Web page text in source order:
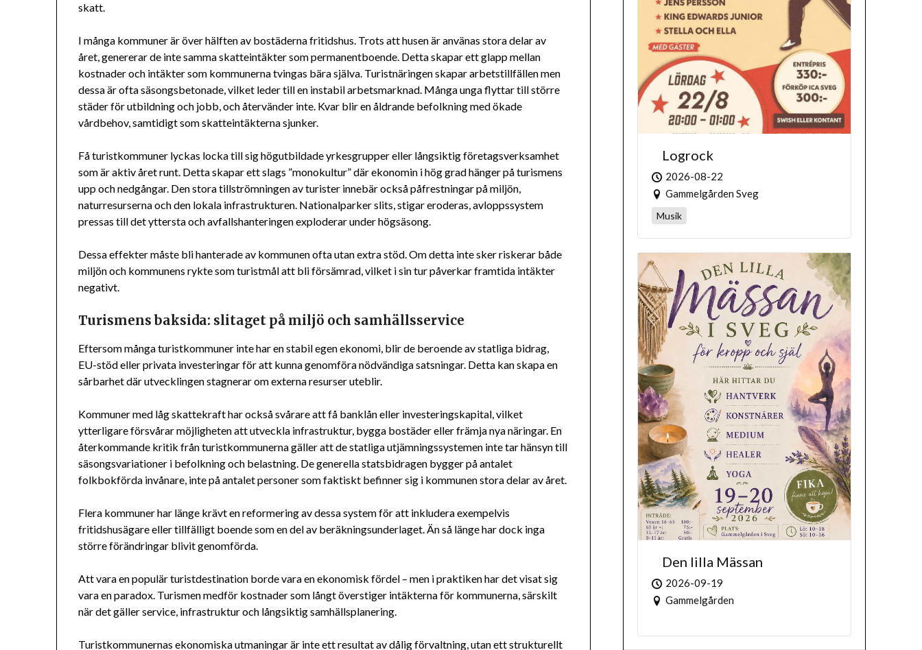
skatt.
I många kommuner är över hälften av bostäderna fritidshus. Trots att husen är använas stora delar av
året, genererar de inte samma skatteintäkter som permanentboende. Detta skapar ett glapp mellan
kostnader och intäkter som kommunerna tvingas bära själva. Turistnäringen skapar arbetstillfällen men
dessa är ofta säsongsbetonade, vilket leder till en instabil arbetsmarknad. Många unga flyttar till större
städer för utbildning och jobb, och återvänder inte. Kvar blir en åldrande befolkning med ökade
vårdbehov, samtidigt som skatteintäkterna sjunker.
Få turistkommuner lyckas locka till sig högutbildade yrkesgrupper eller långsiktig företagsverksamhet
som är aktiv året runt. Detta skapar ett slags ”monokultur” där ekonomin i hög grad hänger på turismens
upp och nedgångar. Den stora tillströmningen av turister innebär också påfrestningar på miljön,
naturresurserna och den lokala infrastrukturen. Nationalparker slits, stigar eroderas, avloppssystem
pressas till det yttersta och avfallshanteringen exploderar under högsäsong.
Dessa effekter måste bli hanterade av kommunen ofta utan extra stöd. Om detta inte sker riskerar både
miljön och kommunens rykte som turistmål att bli försämrad, vilket i sin tur påverkar framtida intäkter
negativt.
Turismens baksida: slitaget på miljö och samhällsservice
Eftersom många turistkommuner inte har en stabil egen ekonomi, blir de beroende av statliga bidrag,
EU-stöd eller privata investeringar för att kunna genomföra nödvändiga satsningar. Detta kan skapa en
sårbarhet där utvecklingen stagnerar om externa resurser uteblir.
Kommuner med låg skattekraft har också svårare att få banklån eller investeringskapital, vilket
ytterligare försvårar möjligheten att utveckla infrastruktur, bygga bostäder eller främja nya näringar. En
återkommande kritik från turistkommunerna gäller att de statliga utjämningssystemen inte tar hänsyn till
säsongsvariationer i befolkning och belastning. De generella statsbidragen bygger på antalet
folkbokförda invånare, inte på antalet personer som faktiskt befinner sig i kommunen stora delar av året.
Flera kommuner har länge krävt en reformering av dessa system för att inkludera exempelvis
fritidshusägare eller tillfälligt boende som en del av beräkningsunderlaget. Än så länge har dock inga
större förändringar blivit genomförda.
Att vara en populär turistdestination borde vara en ekonomisk fördel – men i praktiken har det visat sig
vara en paradox. Turismen medför kostnader som långt överstiger intäkterna för kommunerna, särskilt
när det gäller service, infrastruktur och långsiktig samhällsplanering.
Turistkommunernas ekonomiska utmaningar är inte ett resultat av dålig förvaltning, utan ett strukturellt
Logrock
2026-08-22
Gammelgården Sveg
Musik
Den lilla Mässan
2026-09-19
Gammelgården